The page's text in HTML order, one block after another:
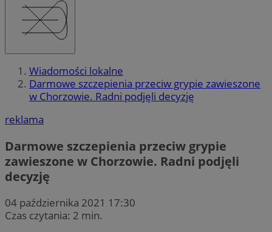
Wiadomości lokalne
Darmowe szczepienia przeciw grypie zawieszone
w Chorzowie. Radni podjęli decyzję
reklama
Darmowe szczepienia przeciw grypie
zawieszone w Chorzowie. Radni podjęli
decyzję
04 października 2021 17:30
Czas czytania: 2 min.